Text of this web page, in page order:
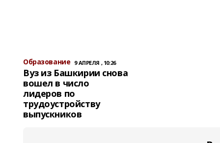
Образование 9 АПРЕЛЯ , 10:26
Вуз из Башкирии снова
вошел в число
лидеров по
трудоустройству
выпускников